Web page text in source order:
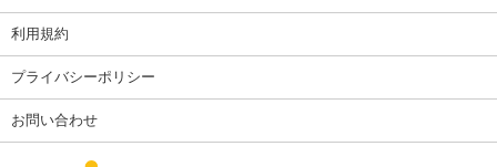
利用規約
プライバシーポリシー
お問い合わせ